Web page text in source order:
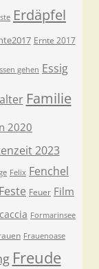
Erdäpfel
Ernte 2017
gehen Essig
Familie
2020
2023
Felix Fenchel
Feste Feuer Film
Formarinsee
Frauenoase
Freude